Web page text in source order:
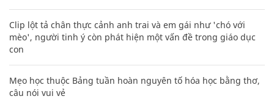
Clip lột tả chân thực cảnh anh trai và em gái như 'chó với
mèo', người tinh ý còn phát hiện một vấn đề trong giáo dục
con
Mẹo học thuộc Bảng tuần hoàn nguyên tố hóa học bằng thơ,
câu nói vui vẻ